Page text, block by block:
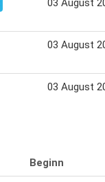
03 August
03 August
Beginn